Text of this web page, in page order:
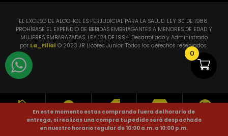
EL EXCESO DE ALCOHOL ES PERJUDICIAL PARA LA SALUD. LEY 30 DE 1986.
PROHÍBASE EL EXPENDIO DE BEBIDAS EMBRIAGANTES A MENORES DE EDAD Y
MUJERES EMBARAZADAS. LEY 124 DE 1994. Desarrollado y Administrado
por La_Filial © 2023 JR Licores Junior. Todos los derechos reservados.
 
Categorías

Ofertas

Sedes

En este momento estas comprando fuera del horario de
entrega, si realizas una compra tu pedido será despachado
en nuestro horario regular de 10:00 a.m. a 10:00 p.m.
0